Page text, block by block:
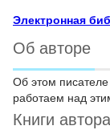
Электронная
Об авторе
Об этом
работаем над
Книги